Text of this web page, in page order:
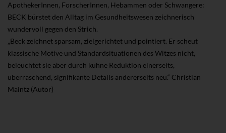
ApothekerInnen, ForscherInnen, Hebammen oder Schwangere:
BECK bürstet den Alltag im Gesundheitswesen zeichnerisch
wundervoll gegen den Strich.
„Beck zeichnet sparsam, zielgerichtet und pointiert. Er scheut
klassische Motive und Standardsituationen des Witzes nicht,
beleuchtet sie aber durch kühne Reduktion einerseits,
überraschend, signifikante Details andererseits neu.“ Christian
Maintz (Autor)